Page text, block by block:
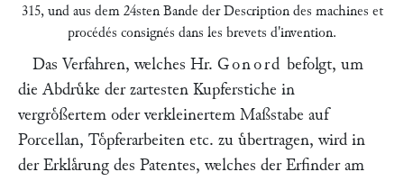
315, und aus dem 24sten Bande derDescription des machines et
procédés consignés dans les brevets d'invention.
Das Verfahren, welches Hr. Gonord befolgt, um
die Abdruͤke der zartesten Kupferstiche in
vergroͤßertem oder verkleinertem Maßstabe auf
Porcellan, Toͤpferarbeiten etc. zu uͤbertragen, wird in
der Erklaͤrung des Patentes, welches der Erfinder am